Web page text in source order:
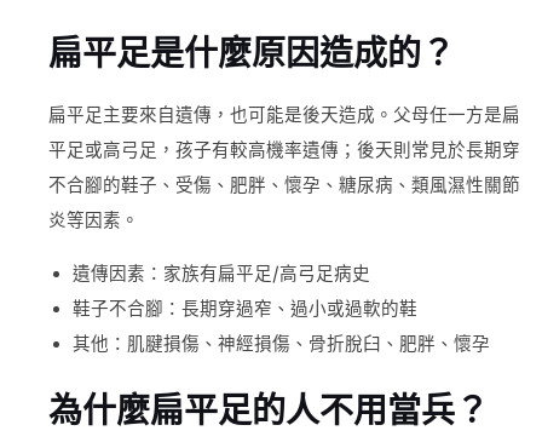
扁平足是什麼原因造成的？
扁平足主要來自遺傳，也可能是後天造成。父母任一方是扁
平足或高弓足，孩子有較高機率遺傳；後天則常見於長期穿
不合腳的鞋子、受傷、肥胖、懷孕、糖尿病、類風濕性關節
炎等因素。
遺傳因素：家族有扁平足/高弓足病史
鞋子不合腳：長期穿過窄、過小或過軟的鞋
其他：肌腱損傷、神經損傷、骨折脫臼、肥胖、懷孕
為什麼扁平足的人不用當兵？